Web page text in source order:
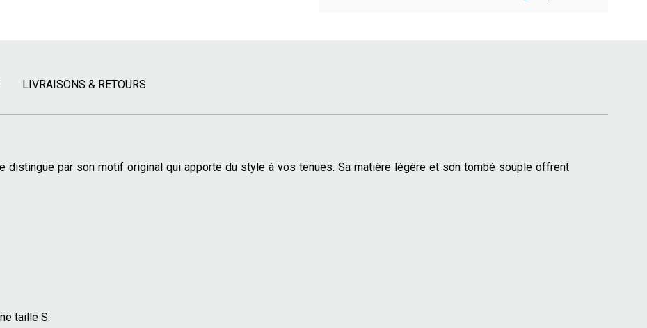
LIVRAISONS & RETOURS
distingue par son motif original qui apporte du style à vos tenues. Sa matière légère et son tombé souple offrent
taille S.